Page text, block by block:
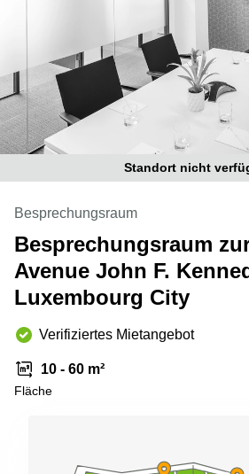
Bureaux
Luxembourg
Centres
d’affaires
Bertrange
Esch-
Alzette
Centres
d’affaires
Sandweiler
Standort nicht
Besprechungsraum
Besprechungsraum
Avenue John F.
Luxembourg City
Verifiziertes Mietangebot
10 - 60 m²
Fläche